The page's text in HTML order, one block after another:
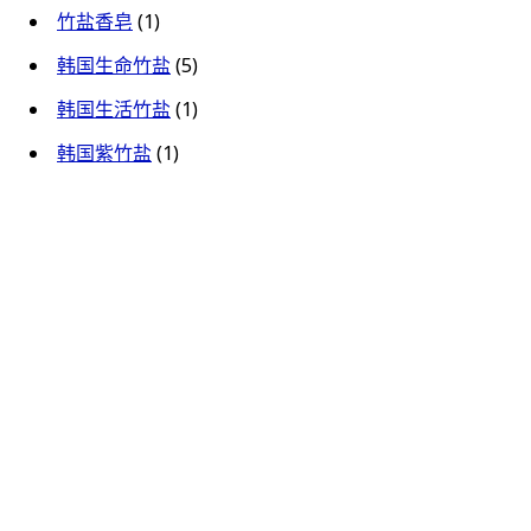
竹盐香皂 (1)
韩国生命竹盐 (5)
韩国生活竹盐 (1)
韩国紫竹盐 (1)